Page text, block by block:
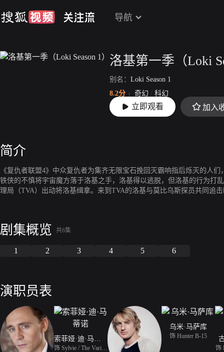
导航
洛基第一季（Loki
别名： Loki Season 1
8.2分
奇幻 / 科幻
上映： 2021-06-09
立即观看 加入
简介
《复仇者联盟4》中众复仇者为集齐无限宝石挽回灭霸响指后烁灭的人
铁侠的不慎将宇宙魔方落于洛基之手，洛基得以逃脱，但洛基的行为打
理局（TVA）出动将洛基缉拿。来到TVA的洛基与莫比乌斯探员共同追
剧集概览 共6集
1 2 3 4 5 6
演职员表
索菲娅·迪·马蒂诺
饰 Sylvie / The Variant
乌米·马萨库
饰 Hunter B-15
饰